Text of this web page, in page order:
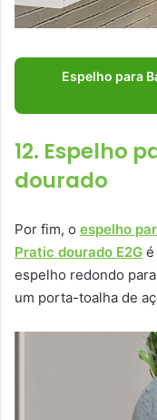
Espelho para
12. Espelho
dourado
Por fim, o espelho
Pratic dourado E2G é
espelho redondo
um porta-toalha de